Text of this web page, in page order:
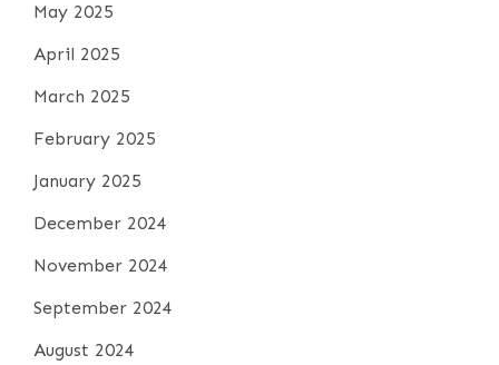
May 2025
April 2025
March 2025
February 2025
January 2025
December 2024
November 2024
September 2024
August 2024